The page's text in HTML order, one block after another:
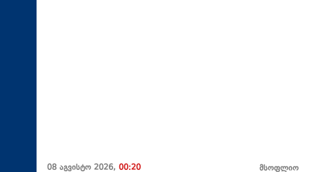
08 აგვისტო 2026, 00:20 მსოფლიო